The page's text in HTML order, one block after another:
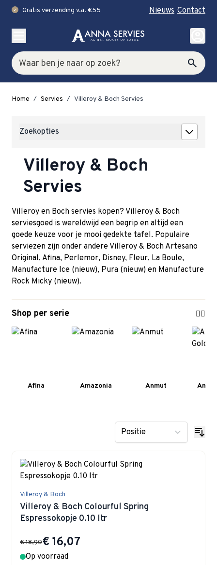
check Gratis verzending v.a. €55 Nieuws Contact
Zoek search
account_circle
Home / Servies / Villeroy & Boch Servies
Zoekopties
Villeroy & Boch
Servies
Villeroy en Boch servies kopen? Villeroy & Boch
serviesgoed is wereldwijd een begrip en altijd een
goede keuze voor je mooi gedekte tafel. Populaire
serviezen zijn onder andere Villeroy & Boch Artesano
Original, Afina, Perlemor, Disney, Fleur, La Boule,
Manufacture Ice (nieuw), Pura (nieuw) en Manufacture
Rock Micky (nieuw).
Shop per serie
Afina Amazonia Anmut
Villeroy & Boch
Villeroy & Boch Colourful Spring
Espressokopje 0.10 ltr
Special Price
€ 16,07
€ 18,90
Op voorraad